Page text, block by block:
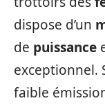
dispose d’un
de puissance
exceptionnel.
faible